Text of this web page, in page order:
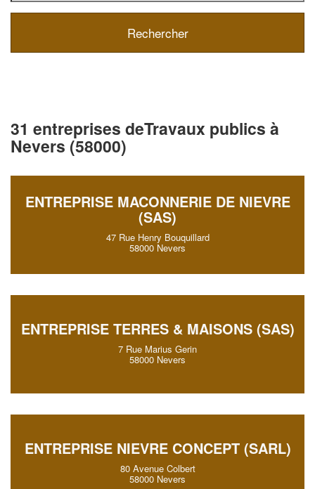
31 entreprises deTravaux publics à
Nevers (58000)
ENTREPRISE MACONNERIE DE NIEVRE
(SAS)
47 Rue Henry Bouquillard
58000 Nevers
ENTREPRISE TERRES & MAISONS (SAS)
7 Rue Marius Gerin
58000 Nevers
ENTREPRISE NIEVRE CONCEPT (SARL)
80 Avenue Colbert
58000 Nevers